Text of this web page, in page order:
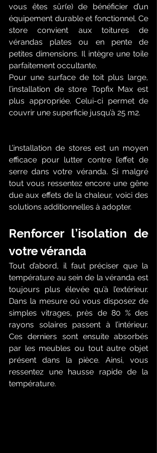
vous êtes sûr(e) de bénéficier d’un
équipement durable et fonctionnel. Ce
store convient aux toitures de
vérandas plates ou en pente de
petites dimensions. Il intègre une toile
parfaitement occultante.
Pour une surface de toit plus large,
l’installation de store Topfix Max est
plus appropriée. Celui-ci permet de
couvrir une superficie jusqu’à 25 m2.
L’installation de stores est un moyen
efficace pour lutter contre l’effet de
serre dans votre véranda. Si malgré
tout vous ressentez encore une gêne
due aux effets de la chaleur, voici des
solutions additionnelles à adopter.
Renforcer l’isolation de
votre véranda
Tout d’abord, il faut préciser que la
température au sein de la véranda est
toujours plus élevée qu’à l’extérieur.
Dans la mesure où vous disposez de
simples vitrages, près de 80 % des
rayons solaires passent à l’intérieur.
Ces derniers sont ensuite absorbés
par les meubles ou tout autre objet
présent dans la pièce. Ainsi, vous
ressentez une hausse rapide de la
température.